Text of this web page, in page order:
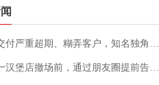
弄客户，知名独角兽车企创始人回应：都没证据，将依法采取措施，“本人长期与美国交管局保持沟通，对方表示肯定”
前，通过朋友圈提前告知逐一退费，有顾客仅剩1元也全被退回，分文不少；顾客：言而有信，让人感动